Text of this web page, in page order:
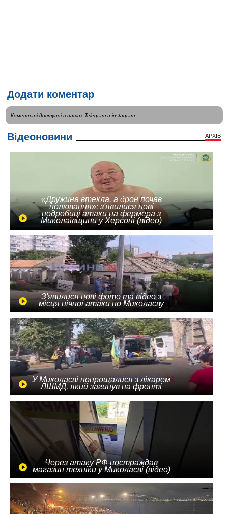
Додати коментар
Коментарі доступні в наших Telegramи instagram.
Відеоновини АРХІВ
«Дружина втекла, а дрон почав
полювання»: з'явилися нові
подробиці атаки на фермера з
Миколаївщини у Херсоні (відео)
З'явилися нові фото та відео з
місця нічної атаки по Миколаєву
У Миколаєві попрощалися з лікарем
ЛШМД, який загинув на фронті
Через атаку РФ постраждав
магазин техніки у Миколаєві (відео)